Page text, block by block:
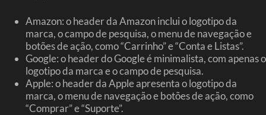
Amazon: o header da Amazon inclui o logotipo da
marca, o campo de pesquisa, o menu de navegação e
botões de ação, como “Carrinho” e “Conta e Listas”.
Google: o header do Google é minimalista, com apenas o
logotipo da marca e o campo de pesquisa.
Apple: o header da Apple apresenta o logotipo da
marca, o menu de navegação e botões de ação, como
“Comprar” e “Suporte”.